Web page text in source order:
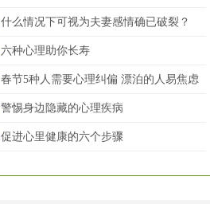
什么情况下可视为夫妻感情确已破裂？
六种心理助你长寿
春节5种人需要心理纠偏 漂泊的人易焦虑
警惕身边隐藏的心理疾病
促进心里健康的六个步骤